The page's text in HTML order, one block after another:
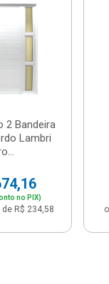
2 Bandeira
Lambri
no PIX)
R$ 234,58